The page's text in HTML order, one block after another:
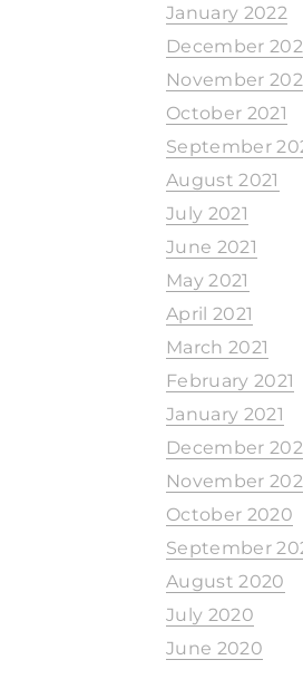
January 2022
December
November
October 2021
September
August 2021
July 2021
June 2021
May 2021
April 2021
March 2021
February 2021
January 2021
December
November
October 2020
September
August 2020
July 2020
June 2020